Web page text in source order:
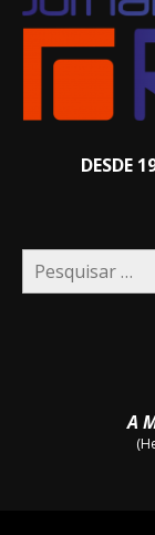
DESDE
Pesquisar
por:
A